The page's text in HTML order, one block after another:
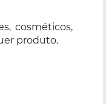
cosméticos,
produto.